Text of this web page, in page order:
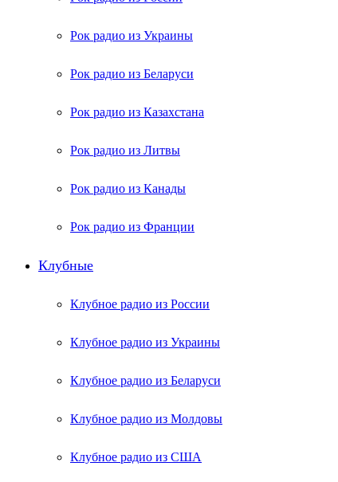
Рок радио из Украины
Рок радио из Беларуси
Рок радио из Казахстана
Рок радио из Литвы
Рок радио из Канады
Рок радио из Франции
Клубные
Клубное радио из России
Клубное радио из Украины
Клубное радио из Беларуси
Клубное радио из Молдовы
Клубное радио из США